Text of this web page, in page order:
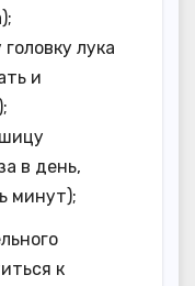
лука
и
в день,
минут);
к